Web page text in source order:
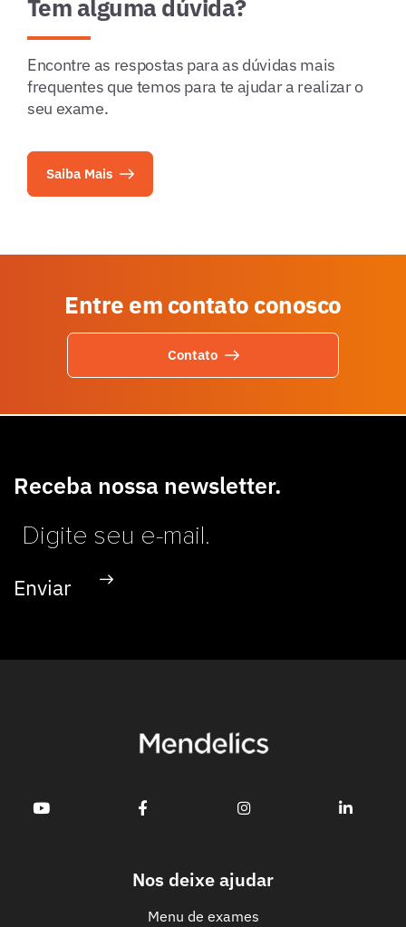
Tem alguma dúvida?
Encontre as respostas para as dúvidas mais
frequentes que temos para te ajudar a realizar o
seu exame.
Saiba Mais
Entre em contato conosco
Contato
Receba nossa newsletter.
Nos deixe ajudar
Menu de exames